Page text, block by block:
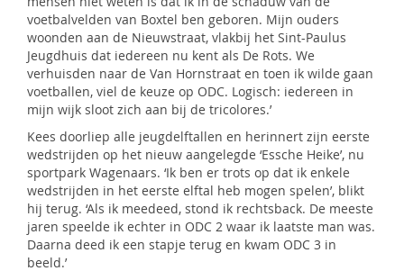
voetbalvelden van Boxtel ben geboren. Mijn ouders
woonden aan de Nieuwstraat, vlakbij het Sint-Paulus
Jeugdhuis dat iedereen nu kent als De Rots. We
verhuisden naar de Van Hornstraat en toen ik wilde gaan
voetballen, viel de keuze op ODC. Logisch: iedereen in
mijn wijk sloot zich aan bij de tricolores.’
Kees doorliep alle jeugdelftallen en herinnert zijn eerste
wedstrijden op het nieuw aangelegde ‘Essche Heike’, nu
sportpark Wagenaars. ‘Ik ben er trots op dat ik enkele
wedstrijden in het eerste elftal heb mogen spelen’, blikt
hij terug. ‘Als ik meedeed, stond ik rechtsback. De meeste
jaren speelde ik echter in ODC 2 waar ik laatste man was.
Daarna deed ik een stapje terug en kwam ODC 3 in
beeld.’